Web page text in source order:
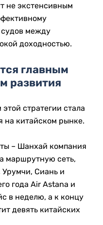
не экстенсивным
между
доходностью.
главным
развития
стратегии стала
на китайском рынке.
– Шанхай компания
маршрутную сеть,
Урумчи, Сиань и
года Air Astana и
в неделю, а к концу
девять китайских